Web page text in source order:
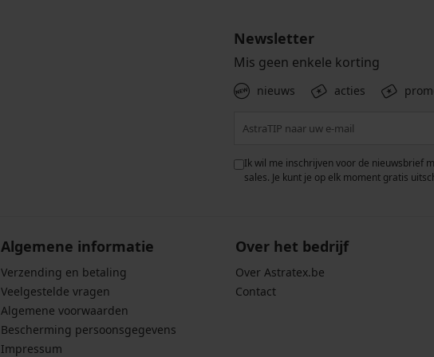
Newsletter
Mis geen enkele korting
nieuws acties
Ik wil me inschrijven voor de nieuwsbrief
sales. Je kunt je op elk moment gratis
Algemene informatie
Verzending en betaling
Veelgestelde vragen
Algemene voorwaarden
Bescherming persoonsgegevens
Impressum
Over het bedrijf
Over Astratex.be
Contact